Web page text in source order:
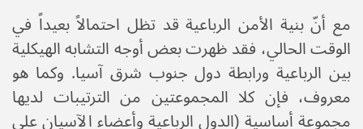
مع أنّ بنية الأمن الرباعية قد تظل احتمالاً بعيداً في
الوقت الحالي، فقد ظهرت بعض أوجه التشابه الهيكلية
بين الرباعية ورابطة دول جنوب شرق آسيا. وكما هو
معروف، فإن كلا المجموعتين من الترتيبات لديها
مجموعة أساسية (الدول الرباعية وأعضاء الآسيان على